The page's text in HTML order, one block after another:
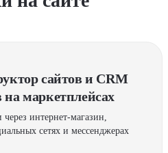
сайтов и CRM
на маркетплейсах
интернет-магазин,
сетях и мессенджерах